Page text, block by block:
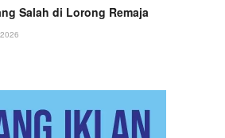
Salah di Lorong Remaja